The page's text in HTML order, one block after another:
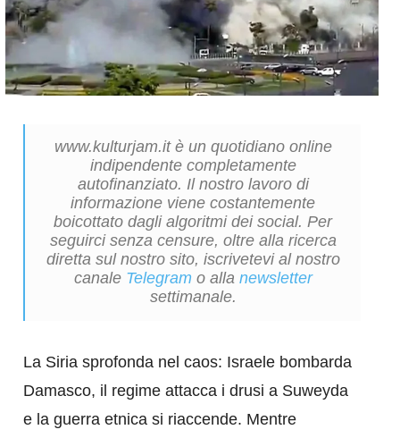
www.kulturjam.it è un quotidiano online
indipendente completamente
autofinanziato. Il nostro lavoro di
informazione viene costantemente
boicottato dagli algoritmi dei social. Per
seguirci senza censure, oltre alla ricerca
diretta sul nostro sito, iscrivetevi al nostro
canale Telegram o alla newsletter
settimanale.
La Siria sprofonda nel caos: Israele bombarda
Damasco, il regime attacca i drusi a Suweyda
e la guerra etnica si riaccende. Mentre